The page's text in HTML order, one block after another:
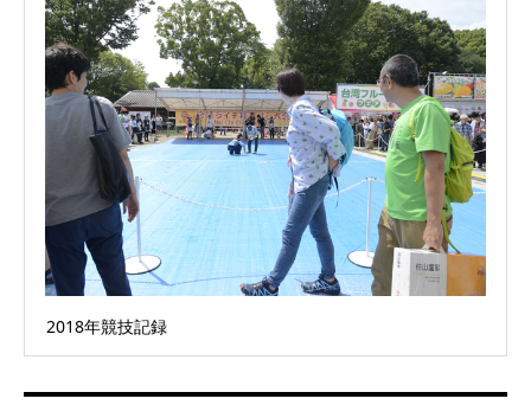
2018年競技記録